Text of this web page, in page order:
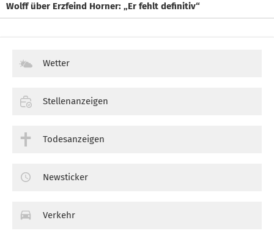
Wolff über Erzfeind Horner: „Er fehlt definitiv“
Wetter
Stellenanzeigen
Todesanzeigen
Newsticker
Verkehr